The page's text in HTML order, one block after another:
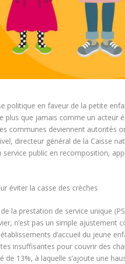
politique en faveur de la petite
plus que jamais comme un acteur
communes deviennent autorités
directeur général de la Caisse
service public en recomposition,
éviter la casse des crèches
la prestation de service unique
n’est pas un simple ajustement
d’accueil du jeune
insuffisantes pour couvrir des
de 13%, à laquelle s’ajoute une